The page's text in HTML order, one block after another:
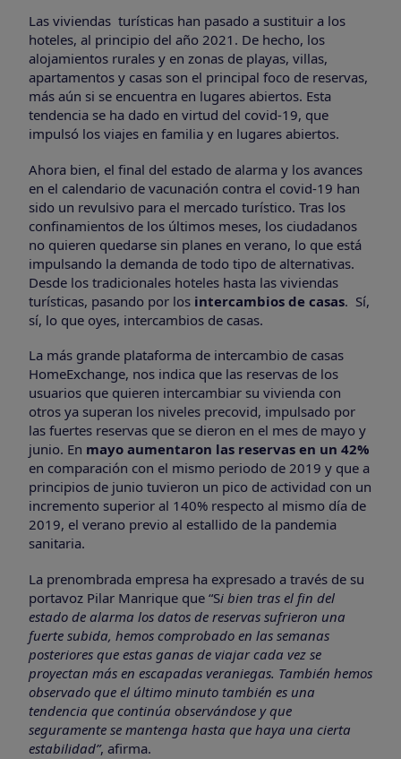
Las viviendas turísticas han pasado a sustituir a los
hoteles, al principio del año 2021. De hecho, los
alojamientos rurales y en zonas de playas, villas,
apartamentos y casas son el principal foco de reservas,
más aún si se encuentra en lugares abiertos. Esta
tendencia se ha dado en virtud del covid-19, que
impulsó los viajes en familia y en lugares abiertos.
Ahora bien, el final del estado de alarma y los avances
en el calendario de vacunación contra el covid-19 han
sido un revulsivo para el mercado turístico. Tras los
confinamientos de los últimos meses, los ciudadanos
no quieren quedarse sin planes en verano, lo que está
impulsando la demanda de todo tipo de alternativas.
Desde los tradicionales hoteles hasta las viviendas
turísticas, pasando por los intercambios de casas. Sí,
sí, lo que oyes, intercambios de casas.
La más grande plataforma de intercambio de casas
HomeExchange, nos indica que las reservas de los
usuarios que quieren intercambiar su vivienda con
otros ya superan los niveles precovid, impulsado por
las fuertes reservas que se dieron en el mes de mayo y
junio. En mayo aumentaron las reservas en un 42%
en comparación con el mismo periodo de 2019 y que a
principios de junio tuvieron un pico de actividad con un
incremento superior al 140% respecto al mismo día de
2019, el verano previo al estallido de la pandemia
sanitaria.
La prenombrada empresa ha expresado a través de su
portavoz Pilar Manrique que “Si bien tras el fin del
estado de alarma los datos de reservas sufrieron una
fuerte subida, hemos comprobado en las semanas
posteriores que estas ganas de viajar cada vez se
proyectan más en escapadas veraniegas. También hemos
observado que el último minuto también es una
tendencia que continúa observándose y que
seguramente se mantenga hasta que haya una cierta
estabilidad”, afirma.